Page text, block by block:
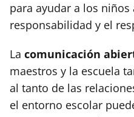
para ayudar a los
responsabilidad y el
La comunicación
maestros y la escuela
al tanto de las
el entorno escolar